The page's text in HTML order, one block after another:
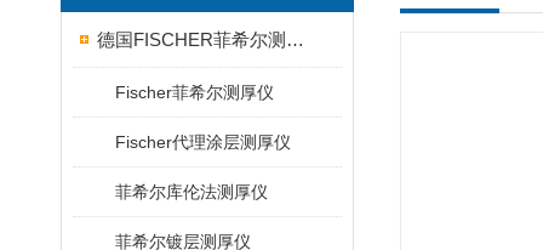
德国FISCHER菲希尔测厚仪
Fischer菲希尔测厚仪
Fischer代理涂层测厚仪
菲希尔库伦法测厚仪
菲希尔镀层测厚仪